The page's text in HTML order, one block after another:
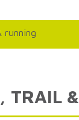
running
TRAIL &